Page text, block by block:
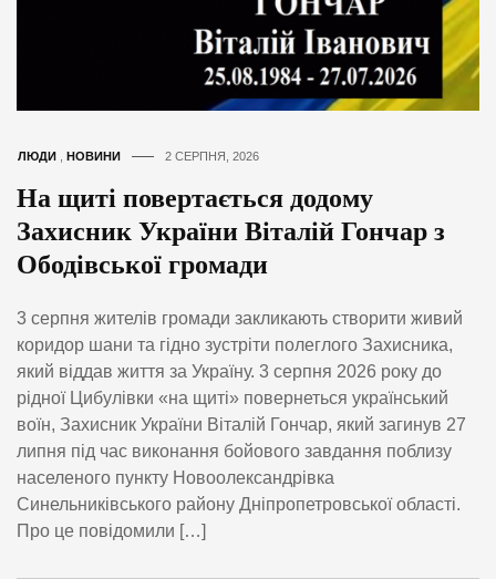
ЛЮДИ НОВИНИ 2 СЕРПНЯ, 2026
На щиті повертається додому
Захисник України Віталій Гончар з
Ободівської громади
3 серпня жителів громади закликають створити живий
коридор шани та гідно зустріти полеглого Захисника,
який віддав життя за Україну. 3 серпня 2026 року до
рідної Цибулівки «на щиті» повернеться український
воїн, Захисник України Віталій Гончар, який загинув 27
липня під час виконання бойового завдання поблизу
населеного пункту Новоолександрівка
Синельниківського району Дніпропетровської області.
Про це повідомили […]